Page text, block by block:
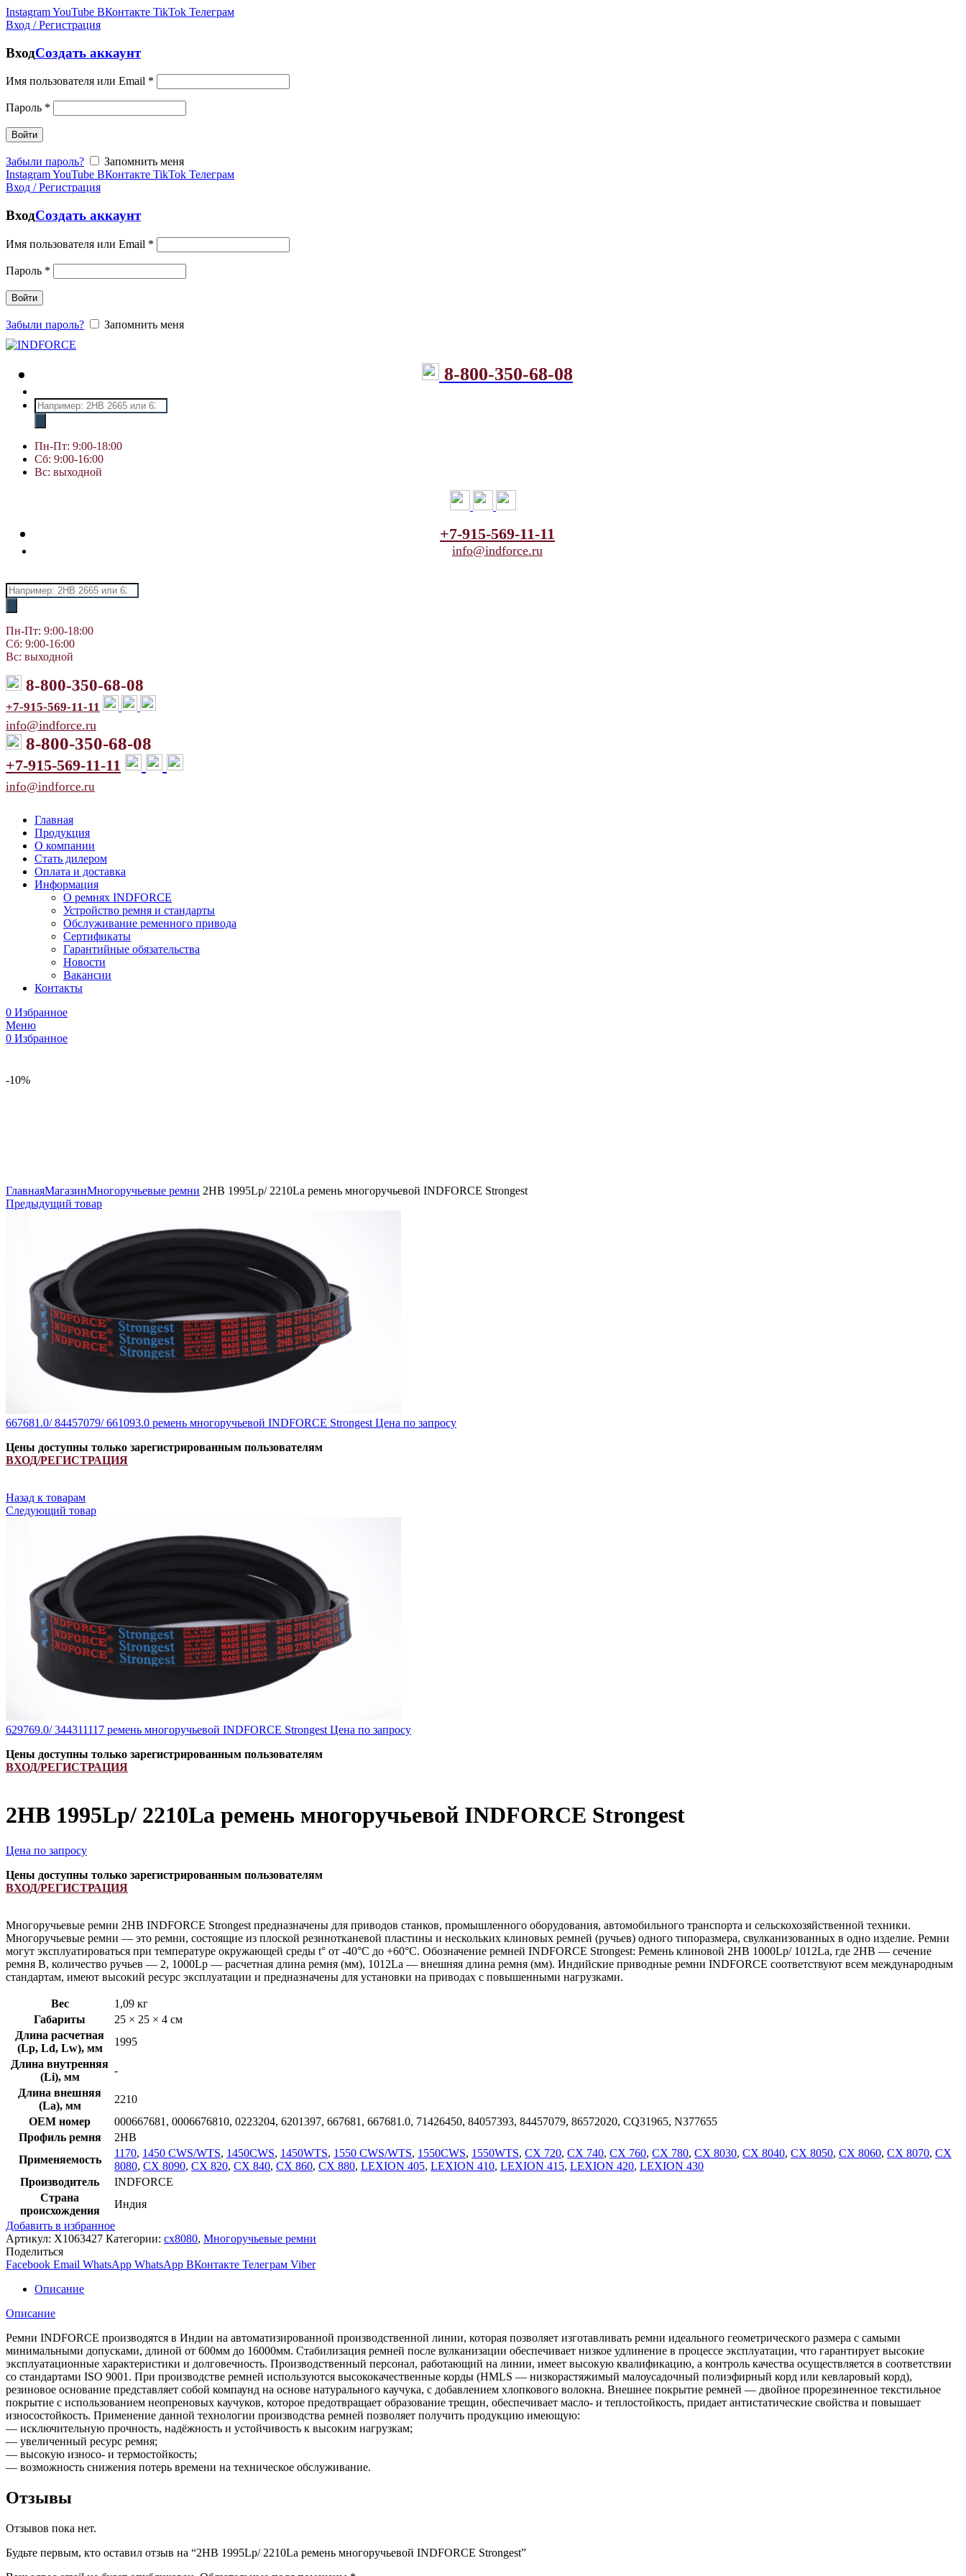
InstagramYouTube ВКонтакте TikTok Телеграм
Вход / Регистрация
ВходСоздать аккаунт
Имя пользователя или Email *
Пароль *
Войти
Забыли пароль?
Запомнить меня
InstagramYouTube ВКонтакте TikTok Телеграм
Вход / Регистрация
ВходСоздать аккаунт
Имя пользователя или Email *
Пароль *
Войти
Забыли пароль? Запомнить меня
8-800-350-68-08
Поиск
товаров
Пн-Пт: 9:00-18:00
Сб: 9:00-16:00
Вс: выходной
+7-915-569-11-11
info@indforce.ru
Поиск
товаров
Пн-Пт: 9:00-18:00
Сб: 9:00-16:00
Вс: выходной
8-800-350-68-08
+7-915-569-11-11
info@indforce.ru
8-800-350-68-08
+7-915-569-11-11
info@indforce.ru
Главная
Продукция
О компании
Стать дилером
Оплата и доставка
Информация
О ремнях INDFORCE
Устройство ремня и стандарты
Обслуживание ременного привода
Сертификаты
Гарантийные обязательства
Новости
Вакансии
Контакты
0 Избранное
Меню
0 Избранное
-10%
ГлавнаяМагазинМногоручьевые ремни 2HB 1995Lp/ 2210La ремень многоручьевой INDFORCE Strongest
Предыдущий товар
667681.0/ 84457079/ 661093.0 ремень многоручьевой INDFORCE Strongest Цена по запросу
Цены доступны только зарегистрированным пользователям
ВХОД/РЕГИСТРАЦИЯ
Назад к товарам
Следующий товар
629769.0/ 344311117 ремень многоручьевой INDFORCE Strongest Цена по запросу
Цены доступны только зарегистрированным пользователям
ВХОД/РЕГИСТРАЦИЯ
2HB 1995Lp/ 2210La ремень многоручьевой INDFORCE Strongest
Цена по запросу
Цены доступны только зарегистрированным пользователям
ВХОД/РЕГИСТРАЦИЯ
Многоручьевые ремни 2HB INDFORCE Strongest предназначены для приводов станков, промышленного оборудования, автомобильного транспорта и сельскохозяйственной техники.
Многоручьевые ремни — это ремни, состоящие из плоской резинотканевой пластины и нескольких клиновых ремней (ручьев) одного типоразмера, свулканизованных в одно изделие. Ремни
могут эксплуатироваться при температуре окружающей среды t° от -40°С до +60°С. Обозначение ремней INDFORCE Strongest: Ремень клиновой 2HB 1000Lp/ 1012La, где 2HB — сечение
ремня B, количество ручьев — 2, 1000Lp — расчетная длина ремня (мм), 1012La — внешняя длина ремня (мм). Индийские приводные ремни INDFORCE соответствуют всем международным
стандартам, имеют высокий ресурс эксплуатации и предназначены для установки на приводах с повышенными нагрузками.
Вес
1,09 кг
Габариты
25 × 25 × 4 см
Длина расчетная
(Lp, Ld, Lw), мм
1995
Длина внутренняя
(Li), мм
-
Длина внешняя
(La), мм
2210
OEM номер
000667681, 0006676810, 0223204, 6201397, 667681, 667681.0, 71426450, 84057393, 84457079, 86572020, CQ31965, N377655
Профиль ремня
2HB
Применяемость
1170, 1450 CWS/WTS, 1450CWS, 1450WTS, 1550 CWS/WTS, 1550CWS, 1550WTS, CX 720, CX 740, CX 760, CX 780, CX 8030, CX 8040, CX 8050, CX 8060, CX 8070, CX
8080, CX 8090, CX 820, CX 840, CX 860, CX 880, LEXION 405, LEXION 410, LEXION 415, LEXION 420, LEXION 430
Производитель
INDFORCE
Страна
происхождения
Индия
Добавить в избранное
Артикул: X1063427 Категории: cx8080, Многоручьевые ремни
Поделиться
Facebook Email WhatsApp WhatsApp ВКонтакте Телеграм Viber
Описание
Описание
Ремни INDFORCE производятся в Индии на автоматизированной производственной линии, которая позволяет изготавливать ремни идеального геометрического размера с самыми
минимальными допусками, длиной от 600мм до 16000мм. Стабилизация ремней после вулканизации обеспечивает низкое удлинение в процессе эксплуатации, что гарантирует высокие
эксплуатационные характеристики и долговечность. Производственный персонал, работающий на линии, имеет высокую квалификацию, а контроль качества осуществляется в соответствии
со стандартами ISO 9001. При производстве ремней используются высококачественные корды (HMLS — низкорастяжимый малоусадочный полиэфирный корд или кевларовый корд),
резиновое основание представляет собой компаунд на основе натурального каучука, с добавлением хлопкового волокна. Внешнее покрытие ремней — двойное прорезиненное текстильное
покрытие с использованием неопреновых каучуков, которое предотвращает образование трещин, обеспечивает масло- и теплостойкость, придает антистатические свойства и повышает
износостойкость. Применение данной технологии производства ремней позволяет получить продукцию имеющую:
— исключительную прочность, надёжность и устойчивость к высоким нагрузкам;
— увеличенный ресурс ремня;
— высокую износо- и термостойкость;
— возможность снижения потерь времени на техническое обслуживание.
Отзывы
Отзывов пока нет.
Будьте первым, кто оставил отзыв на “2HB 1995Lp/ 2210La ремень многоручьевой INDFORCE Strongest”